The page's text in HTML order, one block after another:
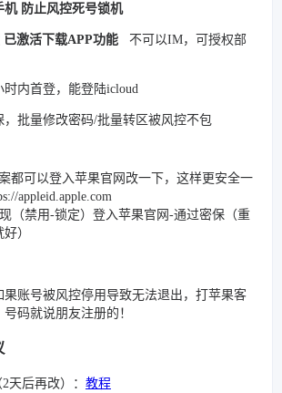
机 防止风控死号锁机
激活下载APP功能 不可以IM，可授权部
时内首登，能登陆icloud
，批量修改密码/批量转区被风控不包
都可以登入苹果官网改一下，这样更安全一
appleid.apple.com
（禁用-锁定）登入苹果官网-通过密保（重
）
果账号被风控停用导致无法退出，打苹果客
码就说朋友注册的！
天后再改）： 教程